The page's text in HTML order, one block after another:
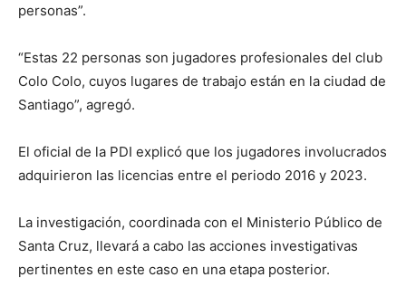
personas”.
“Estas 22 personas son jugadores profesionales del club
Colo Colo, cuyos lugares de trabajo están en la ciudad de
Santiago”, agregó.
El oficial de la PDI explicó que los jugadores involucrados
adquirieron las licencias entre el periodo 2016 y 2023.
La investigación, coordinada con el Ministerio Público de
Santa Cruz, llevará a cabo las acciones investigativas
pertinentes en este caso en una etapa posterior.